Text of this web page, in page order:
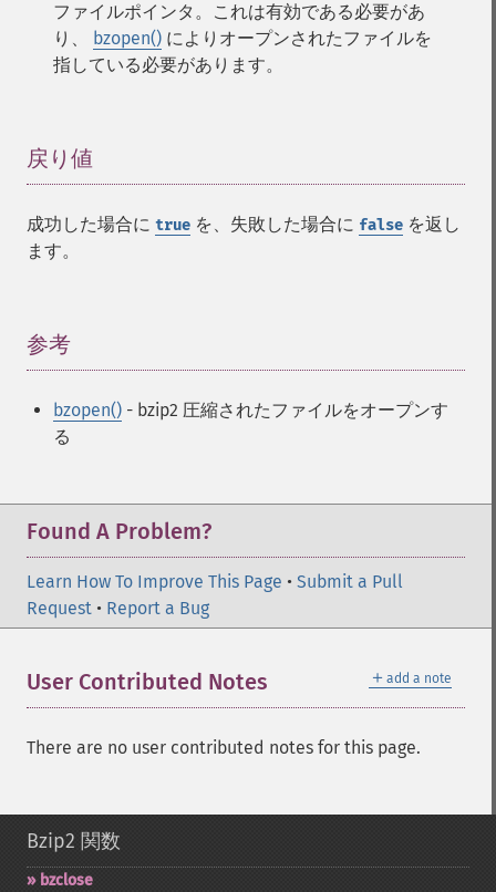
ファイルポインタ。これは有効である必要があ
り、 bzopen() によりオープンされたファイルを
指している必要があります。
戻り値
成功した場合に true を、失敗した場合に false を返し
ます。
参考
bzopen() - bzip2 圧縮されたファイルをオープンす
る
Found A Problem?
Learn How To Improve This Page • Submit a Pull
Request • Report a Bug
＋ add a note
User Contributed Notes
There are no user contributed notes for this page.
Bzip2 関数
bzclose